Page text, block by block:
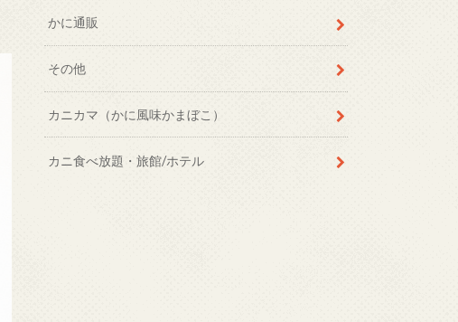
かに通販
その他
カニカマ（かに風味かまぼこ）
カニ食べ放題・旅館/ホテル